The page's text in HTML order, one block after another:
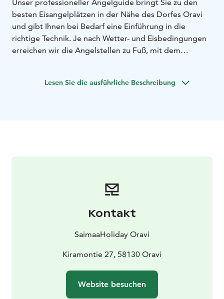
Unser professioneller Angelguide bringt Sie zu den
besten Eisangelplätzen in der Nähe des Dorfes Oravi
und gibt Ihnen bei Bedarf eine Einführung in die
richtige Technik. Je nach Wetter- und Eisbedingungen
erreichen wir die Angelstellen zu Fuß, mit dem
kleinen Outdoor-Snack.
Lesen Sie die ausführliche Beschreibung
Kontakt
SaimaaHoliday Oravi
Kiramontie 27, 58130 Oravi
Website besuchen